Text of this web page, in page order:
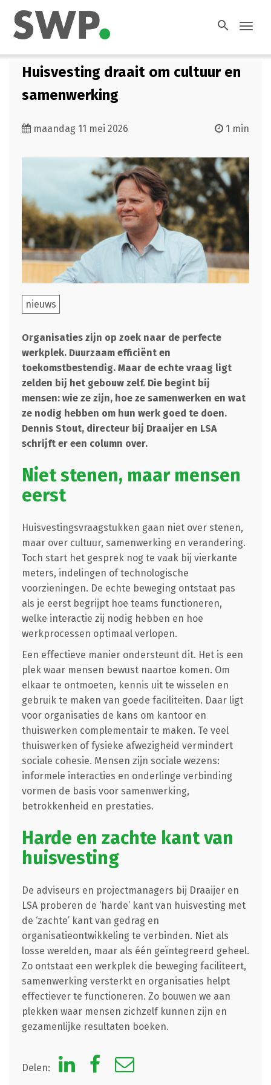
search
Huisvesting draait om cultuur en
samenwerking
maandag 11 mei 2026 1 min
nieuws
Organisaties zijn op zoek naar de perfecte
werkplek. Duurzaam efficiënt en
toekomstbestendig. Maar de echte vraag ligt
zelden bij het gebouw zelf. Die begint bij
mensen: wie ze zijn, hoe ze samenwerken en wat
ze nodig hebben om hun werk goed te doen.
Dennis Stout, directeur bij Draaijer en LSA
schrijft er een column over.
Niet stenen, maar mensen
eerst
Huisvestingsvraagstukken gaan niet over stenen,
maar over cultuur, samenwerking en verandering.
Toch start het gesprek nog te vaak bij vierkante
meters, indelingen of technologische
voorzieningen. De echte beweging ontstaat pas
als je eerst begrijpt hoe teams functioneren,
welke interactie zij nodig hebben en hoe
werkprocessen optimaal verlopen.
Een effectieve manier ondersteunt dit. Het is een
plek waar mensen bewust naartoe komen. Om
elkaar te ontmoeten, kennis uit te wisselen en
gebruik te maken van goede faciliteiten. Daar ligt
voor organisaties de kans om kantoor en
thuiswerken complementair te maken. Te veel
thuiswerken of fysieke afwezigheid vermindert
sociale cohesie. Mensen zijn sociale wezens:
informele interacties en onderlinge verbinding
vormen de basis voor samenwerking,
betrokkenheid en prestaties.
Harde en zachte kant van
huisvesting
De adviseurs en projectmanagers bij Draaijer en
LSA proberen de ‘harde’ kant van huisvesting met
de ‘zachte’ kant van gedrag en
organisatieontwikkeling te verbinden. Niet als
losse werelden, maar als één geïntegreerd geheel.
Zo ontstaat een werkplek die beweging faciliteert,
samenwerking versterkt en organisaties helpt
effectiever te functioneren. Zo bouwen we aan
plekken waar mensen zichzelf kunnen zijn en
gezamenlijke resultaten boeken.
Delen: